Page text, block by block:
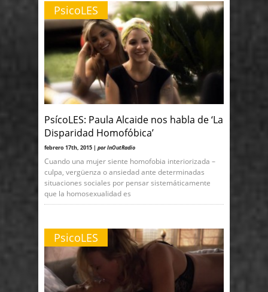
PsicoLES
PsícoLES: Paula Alcaide nos habla de ‘La
Disparidad Homofóbica’
febrero 17th, 2015 | por InOutRadio
Cuando una mujer siente homofobia interiorizada –
culpa, vergüenza o ansiedad ante determinadas
situaciones sociales por pensar sistemáticamente
que la homosexualidad es
PsicoLES